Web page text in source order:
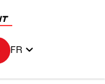
FR